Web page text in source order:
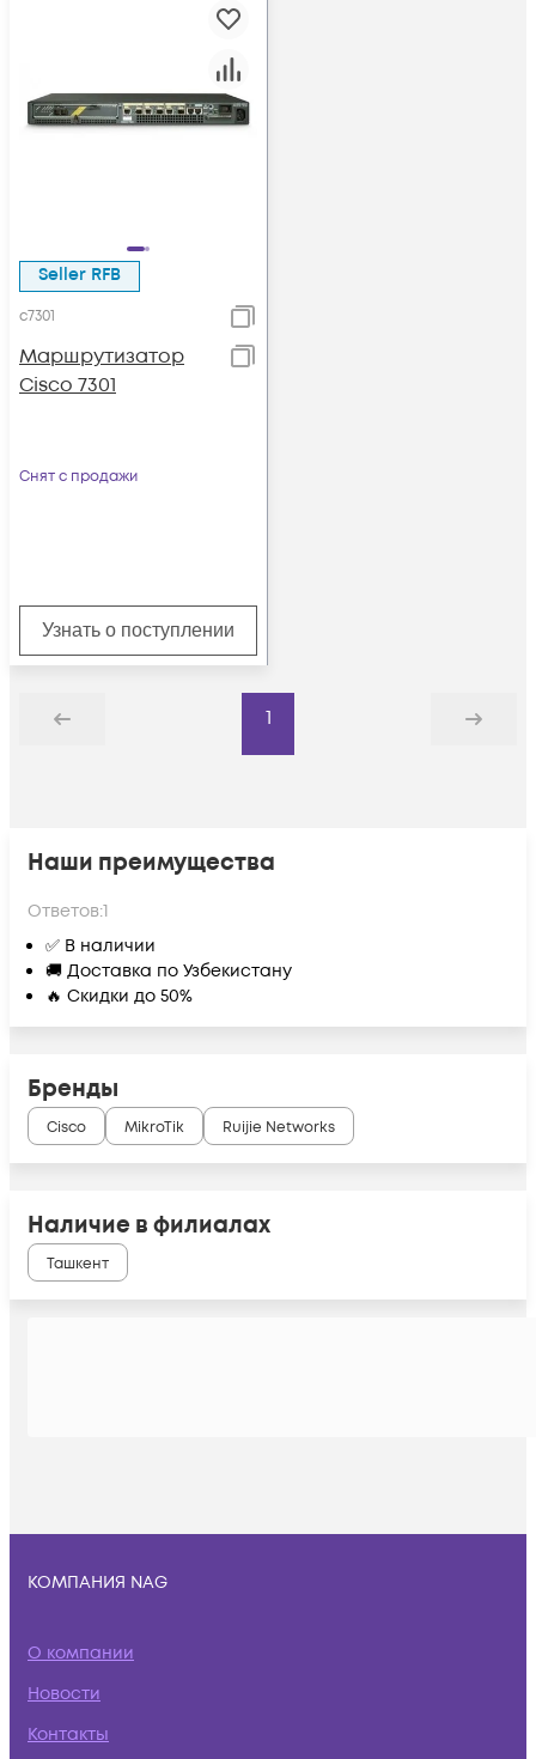
Seller RFB
c7301
Маршрутизатор
Cisco 7301
Снят с продажи
Узнать о поступлении
Назад
1
Дальше
Наши преимущества
Ответов:1
✅ В наличии
🚚 Доставка по Узбекистану
🔥 Скидки до 50%
Бренды
Cisco MikroTik Ruijie Networks
Наличие в филиалах
Ташкент
КОМПАНИЯ NAG
О компании
Новости
Контакты